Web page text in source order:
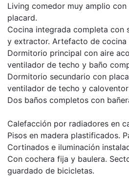
Living comedor muy amplio
placard.
Cocina integrada completa con
y extractor. Artefacto de cocina
Dormitorio principal con aire
ventilador de techo y baño
Dormitorio secundario con
ventilador de techo y
Dos baños completos con
Calefacción por radiadores en
Pisos en madera plastificados.
Cortinados e iluminación
Con cochera fija y baulera.
guardado de bicicletas.